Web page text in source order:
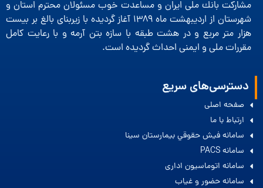
مشاركت بانك ملی ایران و مساعدت خوب مسئولان محترم استان و
شهرستان از اردیبهشت ماه 1389 آغاز گردیده با زیربنای بالغ بر بیست
هزار متر مربع و در هشت طبقه با سازه بتن آرمه و با رعایت كامل
مقررات ملی و ایمنی احداث گردیده است.
دسترسی‌های سریع
صفحه اصلی
ارتباط با ما
سامانه فيش حقوقي بيمارستان سينا
سامانه PACS
سامانه اتوماسیون اداری
سامانه حضور و غیاب